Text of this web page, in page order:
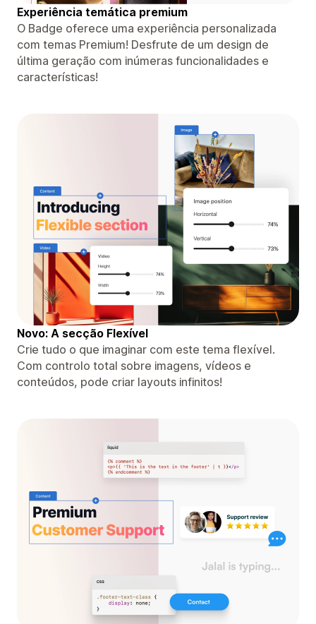
Experiência temática premium
O Badge oferece uma experiência personalizada
com temas Premium! Desfrute de um design de
última geração com inúmeras funcionalidades e
características!
Novo: A secção Flexível
Crie tudo o que imaginar com este tema flexível.
Com controlo total sobre imagens, vídeos e
conteúdos, pode criar layouts infinitos!